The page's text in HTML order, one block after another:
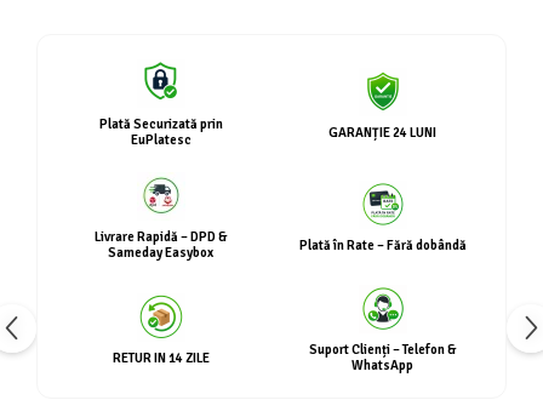
Plată Securizată prin
EuPlatesc
GARANȚIE 24 LUNI
Livrare Rapidă – DPD &
Sameday Easybox
Plată în Rate – Fără dobândă
RETUR IN 14 ZILE
Suport Clienți – Telefon &
WhatsApp